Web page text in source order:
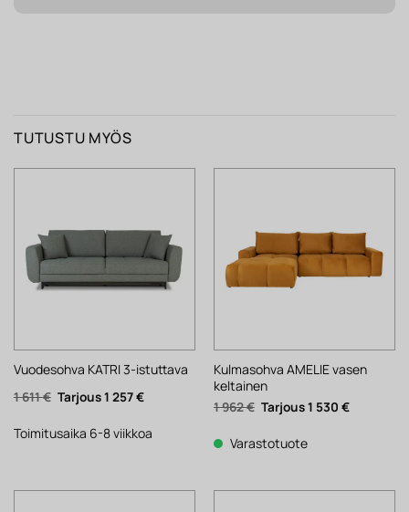
TUTUSTU MYÖS
Vuodesohva KATRI 3-istuttava
1 611€ Alkuperäinen
hinta
1
611 €.
1 257€Nykyinen
1
257 €.
Toimitusaika 6-8 viikkoa
Kulmasohva AMELIE vasen
keltainen
1 962€ Alkuperäinen
hinta
1
962 €.
1 530 €Nykyinen
Varastotuote